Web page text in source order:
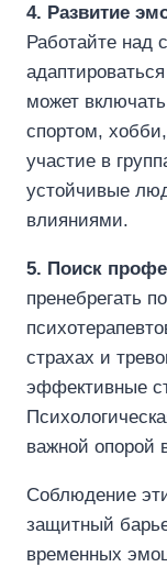
4. Развитие
Работайте над
может
спортом,
участие в
устойчивые
влияниями.
5. Поиск
пренебрегать
страхах и
эффективные
важной опорой
Соблюдение
защитный
временных